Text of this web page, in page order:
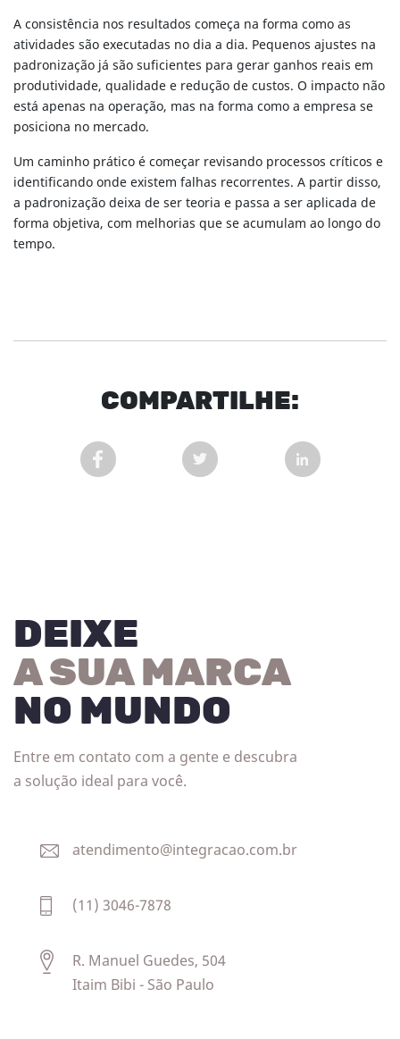
COMPARTILHE:
COMPARTILHAR POST NO FACEBOOK EM NOVA
COMPARTILHAR POST NO
A consistência nos resultados começa na forma como as
atividades são executadas no dia a dia. Pequenos ajustes na
padronização já são suficientes para gerar ganhos reais em
produtividade, qualidade e redução de custos. O impacto não
está apenas na operação, mas na forma como a empresa se
posiciona no mercado.
Um caminho prático é começar revisando processos críticos e
identificando onde existem falhas recorrentes. A partir disso,
a padronização deixa de ser teoria e passa a ser aplicada de
forma objetiva, com melhorias que se acumulam ao longo do
tempo.
DEIXE
A SUA MARCA
NO MUNDO
Entre em contato com a gente e descubra
a solução ideal para você.
atendimento@integracao.com.br
(11) 3046-7878
R. Manuel Guedes, 504
Itaim Bibi - São Paulo